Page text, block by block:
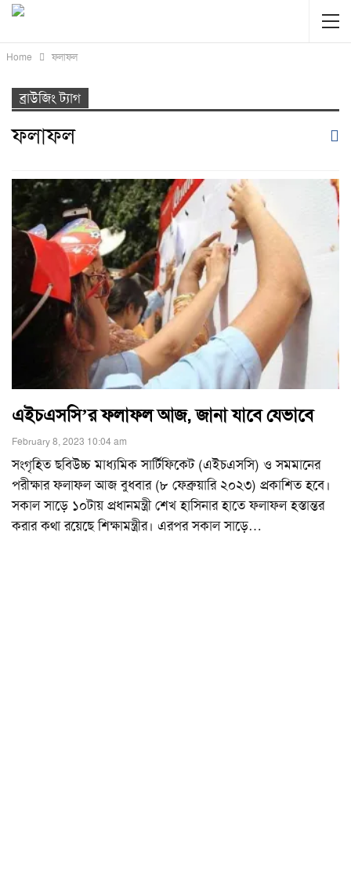
Home ফলাফল
ব্রাউজিং ট্যাগ
ফলাফল
এইচএসসি’র ফলাফল আজ, জানা যাবে যেভাবে
February 8, 2023 10:04 am
সংগৃহিত ছবিউচ্চ মাধ্যমিক সার্টিফিকেট (এইচএসসি) ও সমমানের
পরীক্ষার ফলাফল আজ বুধবার (৮ ফেব্রুয়ারি ২০২৩) প্রকাশিত হবে।
সকাল সাড়ে ১০টায় প্রধানমন্ত্রী শেখ হাসিনার হাতে ফলাফল হস্তান্তর
করার কথা রয়েছে শিক্ষামন্ত্রীর। এরপর সকাল সাড়ে…